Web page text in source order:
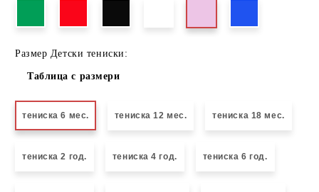
Размер Детски тениски:
Таблица с размери
тениска 6 мес. тениска 12 мес. тениска 18 мес.
тениска 2 год. тениска 4 год. тениска 6 год.